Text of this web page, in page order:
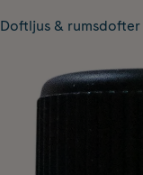
Doftljus & rumsdofter